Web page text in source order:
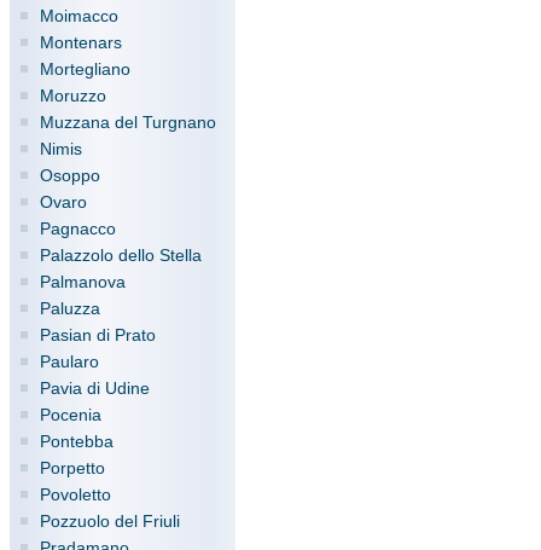
Moimacco
Montenars
Mortegliano
Moruzzo
Muzzana del Turgnano
Nimis
Osoppo
Ovaro
Pagnacco
Palazzolo dello Stella
Palmanova
Paluzza
Pasian di Prato
Paularo
Pavia di Udine
Pocenia
Pontebba
Porpetto
Povoletto
Pozzuolo del Friuli